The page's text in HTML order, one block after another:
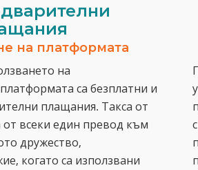
на платформата
на
са безплатни и
плащания. Такса от
от всеки един превод към
дружество,
когато са използвани